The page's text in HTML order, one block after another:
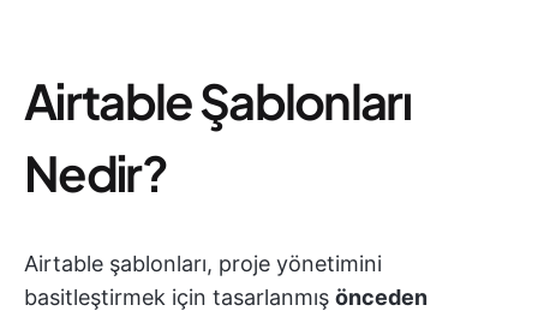
Airtable Şablonları
Nedir?
Airtable şablonları, proje yönetimini
basitleştirmek için tasarlanmış önceden